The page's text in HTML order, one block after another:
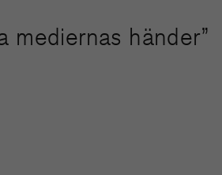
mediernas händer”